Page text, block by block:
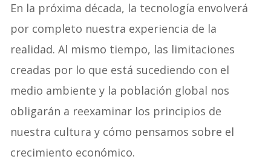
En la próxima década, la tecnología envolverá
por completo nuestra experiencia de la
realidad. Al mismo tiempo, las limitaciones
creadas por lo que está sucediendo con el
medio ambiente y la población global nos
obligarán a reexaminar los principios de
nuestra cultura y cómo pensamos sobre el
crecimiento económico.